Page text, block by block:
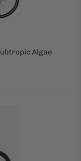
Algae